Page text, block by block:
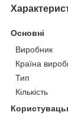
Основні
Виробник
Країна
Тип
Кількість